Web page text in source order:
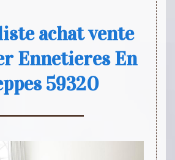
achat vente
Ennetieres En
59320